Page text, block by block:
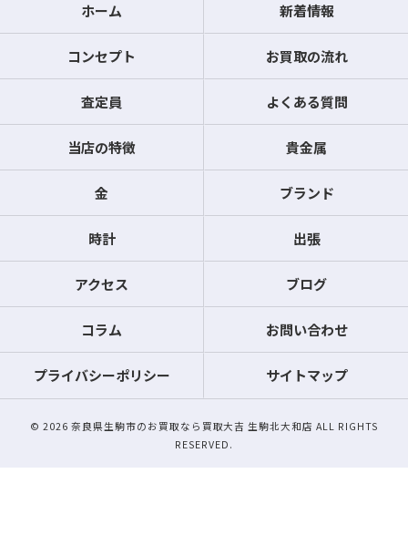
ホーム 新着情報
コンセプト お買取の流れ
査定員 よくある質問
当店の特徴 貴金属
金 ブランド
時計 出張
アクセス ブログ
コラム お問い合わせ
プライバシーポリシー サイトマップ
© 2026 奈良県生駒市のお買取なら買取大吉 生駒北大和店 ALL RIGHTS
RESERVED.